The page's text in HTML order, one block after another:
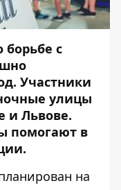
с
Участники
улицы
и Львове.
помогают в
на